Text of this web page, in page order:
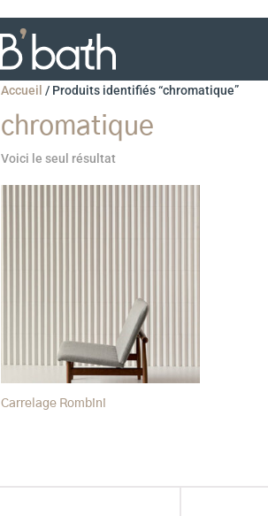
Accueil / Produits identifiés “chromatique”
chromatique
Voici le seul résultat
Carrelage Rombini